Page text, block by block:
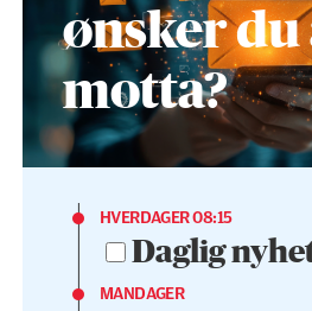
ønsker du
motta?
HVERDAGER 08:15
Daglig
MANDAGER